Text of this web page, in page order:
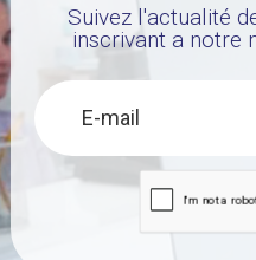
Suivez l'actualité
inscrivant a notre